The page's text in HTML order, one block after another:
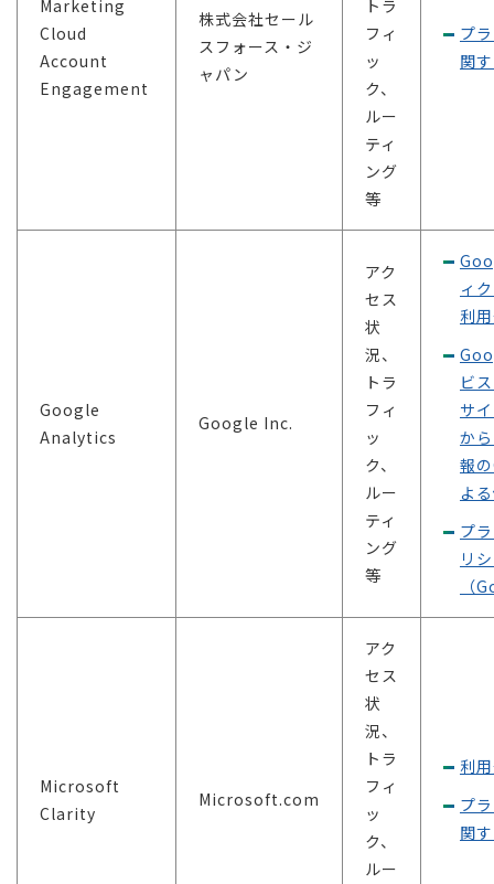
Marketing
Cloud
Account
Engagement
株式会社セール
スフォース・ジ
ャパン
トラ
フィ
ッ
ク、
ルー
ティ
ング
等
プ
関
Google
Analytics
Google Inc.
アク
セス
状
況、
トラ
フィ
ッ
ク、
ルー
ティ
ング
等
ィ
利
ビ
サ
か
報
よ
プ
リ
（
Microsoft
Clarity
Microsoft.com
アク
セス
状
況、
トラ
フィ
ッ
ク、
ルー
利
プ
関